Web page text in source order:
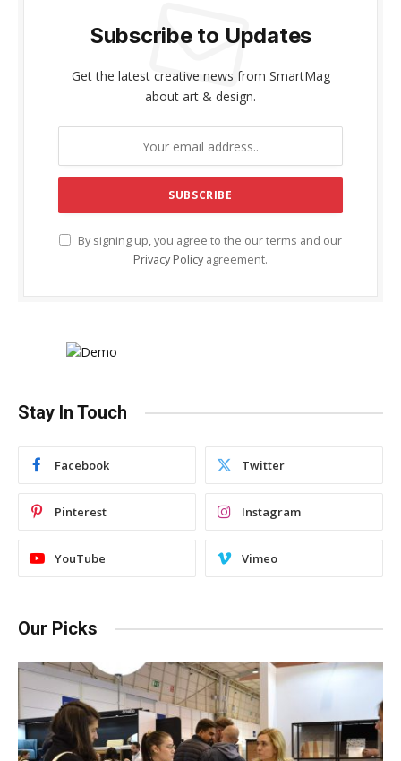
Subscribe to Updates
Get the latest creative news from SmartMag
about art & design.
By signing up, you agree to the our terms and our
Privacy Policy agreement.
Stay In Touch
Facebook Twitter
Pinterest Instagram
YouTube Vimeo
Our Picks